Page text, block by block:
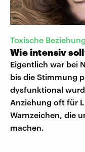
Toxische Beziehung
Wie intensiv
Eigentlich war bei
bis die Stimmung
dysfunktional
Anziehung oft für
Warnzeichen, die
machen.